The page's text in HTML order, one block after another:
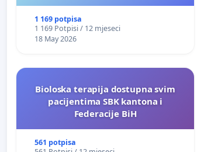
1 169 potpisa
1 169 Potpisi / 12 mjeseci
18 May 2026
Bioloska terapija dostupna svim
pacijentima SBK kantona i
Federacije BiH
561 potpisa